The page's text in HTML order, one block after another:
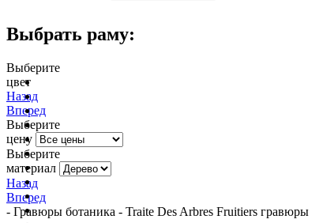
Выбрать раму:
Выберите
цвет
Назад
Вперед
Выберите
цену
Выберите
материал
Назад
Вперед
- Гравюры ботаника - Traite Des Arbres Fruitiers гравюры